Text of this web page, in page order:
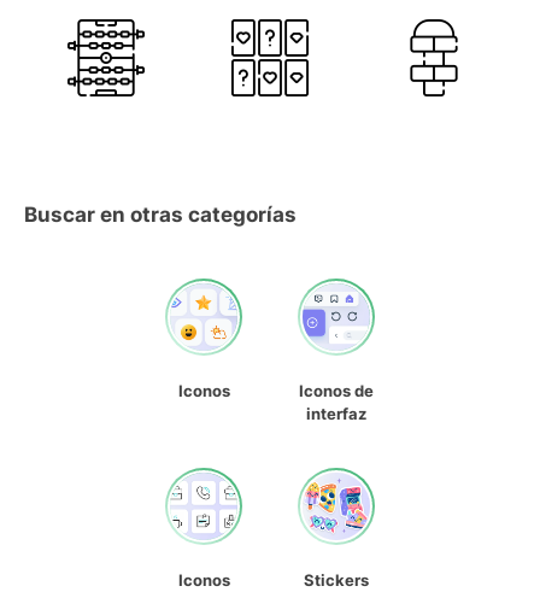
Buscar en otras categorías
Iconos
Iconos de
interfaz
Iconos
Stickers